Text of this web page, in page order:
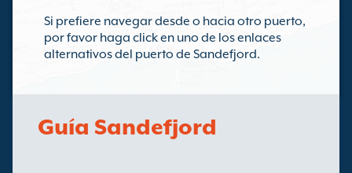
Si prefiere navegar desde o hacia otro puerto,
por favor haga click en uno de los enlaces
alternativos del puerto de Sandefjord.
Guía Sandefjord